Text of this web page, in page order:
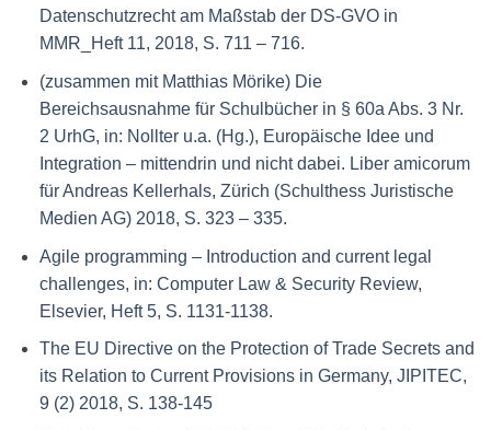
Datenschutzrecht am Maßstab der DS-GVO in
MMR_Heft 11, 2018, S. 711 – 716.
(zusammen mit Matthias Mörike) Die
Bereichsausnahme für Schulbücher in § 60a Abs. 3 Nr.
2 UrhG, in: Nollter u.a. (Hg.), Europäische Idee und
Integration – mittendrin und nicht dabei. Liber amicorum
für Andreas Kellerhals, Zürich (Schulthess Juristische
Medien AG) 2018, S. 323 – 335.
Agile programming – Introduction and current legal
challenges, in: Computer Law & Security Review,
Elsevier, Heft 5, S. 1131-1138.
The EU Directive on the Protection of Trade Secrets and
its Relation to Current Provisions in Germany, JIPITEC,
9 (2) 2018, S. 138-145